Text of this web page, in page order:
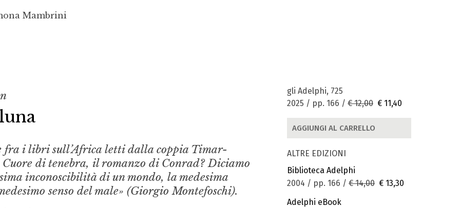
Mambrini
fra i libri sull’Africa letti dalla coppia Timar-
Cuore di tenebra, il romanzo di Conrad? Diciamo
inconoscibilità di un mondo, la medesima
senso del male» (Giorgio Montefoschi).
gli Adelphi, 725
2025 / pp. 166 / € 12,00 € 11,40
AGGIUNGI AL CARRELLO
ALTRE EDIZIONI
Biblioteca Adelphi
2004 / pp. 166 / € 14,00 € 13,30
Adelphi eBook